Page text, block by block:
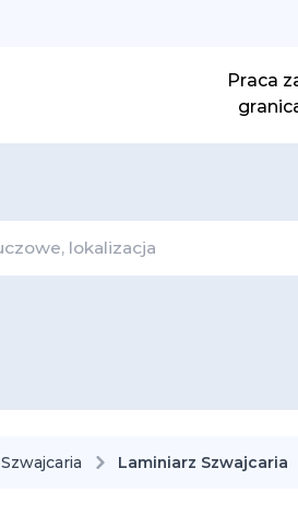
Praca
Szwajcaria Laminiarz Szwajcaria